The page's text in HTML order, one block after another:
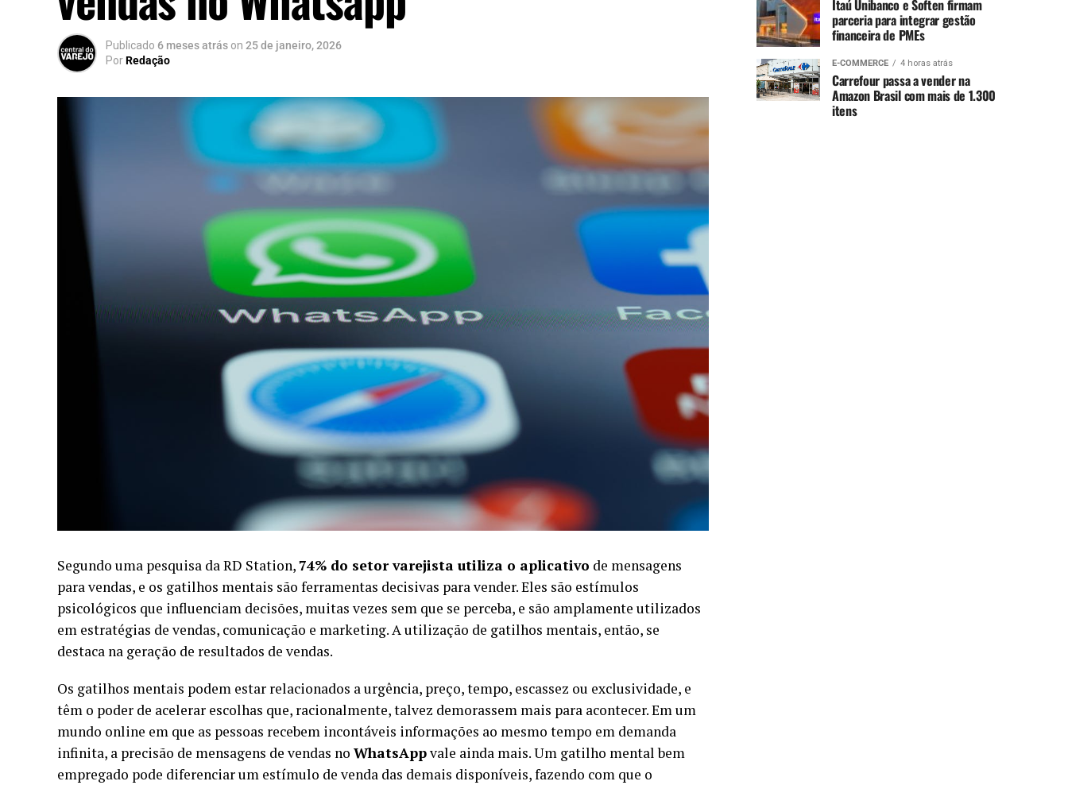
Publicado 6 meses atrás on 25 de janeiro, 2026
PorRedação
Segundo uma pesquisa da RD Station,74% do setor varejista utiliza o aplicativo de mensagens
para vendas, e os gatilhos mentais são ferramentas decisivas para vender. Eles são estímulos
psicológicos que influenciam decisões, muitas vezes sem que se perceba, e são amplamente utilizados
em estratégias de vendas, comunicação e marketing. A utilização de gatilhos mentais, então, se
destaca na geração de resultados de vendas.
Os gatilhos mentais podem estar relacionados a urgência, preço, tempo, escassez ou exclusividade, e
têm o poder de acelerar escolhas que, racionalmente, talvez demorassem mais para acontecer. Em um
mundo online em que as pessoas recebem incontáveis informações ao mesmo tempo em demanda
infinita, a precisão de mensagens de vendas no WhatsAppvale ainda mais. Um gatilho mental bem
empregado pode diferenciar um estímulo de venda das demais disponíveis, fazendo com que o
Itaú Unibanco e Soften firmam
parceria para integrar gestão
financeira de PMEs
E-COMMERCE 4 horas atrás
Carrefour passa a vender na
Amazon Brasil com mais de 1.300
itens